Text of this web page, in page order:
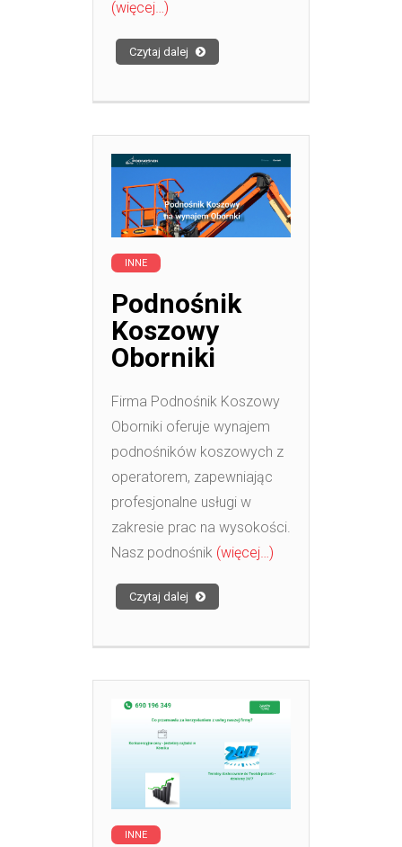
(więcej…)
Czytaj dalej
INNE
Podnośnik
Koszowy
Oborniki
Firma Podnośnik Koszowy
Oborniki oferuje wynajem
podnośników koszowych z
operatorem, zapewniając
profesjonalne usługi w
zakresie prac na wysokości.
Nasz podnośnik (więcej…)
Czytaj dalej
INNE